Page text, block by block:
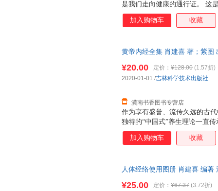
是我们走向健康的通行证。 这
《人体经络使用手册》，里面
针对的多种常见疾病，可以帮
加入购物车 收藏
黄帝内经全集 肖建喜 著；紫图
作为享有盛誉、流传久远的古
独特的“中国式”养生理论一直
医学的源头，系统地总结了古
和宇宙生命相应的规律，以阴
现象，《灵枢》则更侧重于实
¥20.00 定价： ¥128.00 (1.57折)
潢南书香图书专营店
2020-01-01 /吉林科学技术出版社
加入购物车 收藏
人体经络使用图册 肖建喜 编著
¥25.00 定价： ¥67.37 (3.72折)